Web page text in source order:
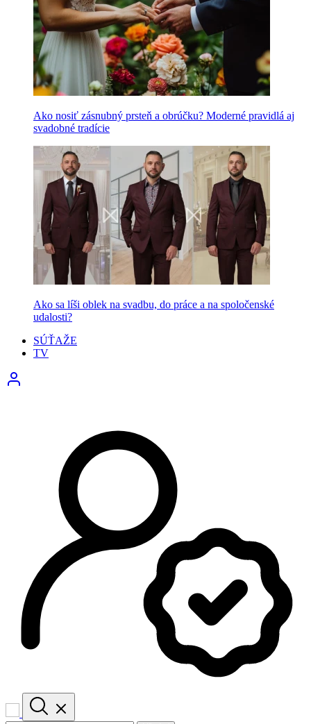
Ako nosiť zásnubný prsteň a obrúčku? Moderné pravidlá aj
svadobné tradície
Ako sa líši oblek na svadbu, do práce a na spoločenské
udalosti?
SÚŤAŽE
TV